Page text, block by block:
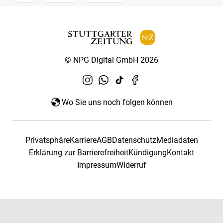
© NPG Digital GmbH 2026
Wo Sie uns noch folgen können
PrivatsphäreKarriereAGBDatenschutzMediadaten
Erklärung zur BarrierefreiheitKündigungKontakt
ImpressumWiderruf